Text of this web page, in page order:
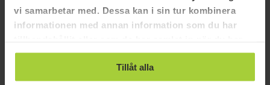
vi samarbetar med. Dessa kan i sin tur kombinera
informationen med annan information som du har
använt deras tjänster.
Tillåt alla
4,9 Baserat på 11 recensioner